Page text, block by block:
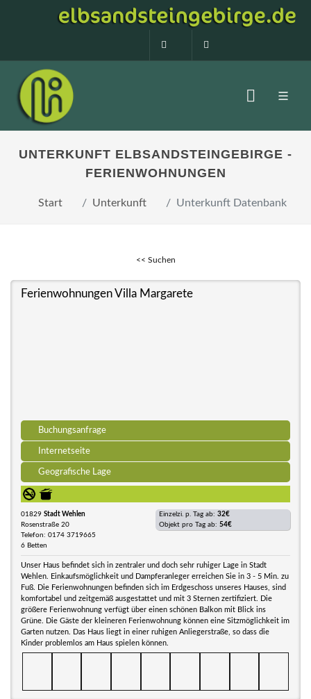
0160 99873408
UNTERKUNFT ELBSANDSTEINGEBIRGE -
FERIENWOHNUNGEN
Start Unterkunft Unterkunft Datenbank
<< Suchen
Ferienwohnungen Villa Margarete
Buchungsanfrage
Internetseite
Geografische Lage
01829 Stadt Wehlen
Rosenstraße 20
Telefon: 0174 3719665
6 Betten
Einzelzi. p. Tag ab: 32€
Objekt pro Tag ab: 54€
Unser Haus befindet sich in zentraler und doch sehr ruhiger Lage in Stadt
Wehlen. Einkaufsmöglichkeit und Dampferanleger erreichen Sie in 3 - 5 Min. zu
Fuß. Die Ferienwohnungen befinden sich im Erdgeschoss unseres Hauses, sind
komfortabel und zeitgemäß ausgestattet und mit 3 Sternen zertifiziert. Die
größere Ferienwohnung verfügt über einen schönen Balkon mit Blick ins
Grüne. Die Gäste der kleineren Ferienwohnung können eine Sitzmöglichkeit im
Garten nutzen. Das Haus liegt in einer ruhigen Anliegerstraße, so dass die
Kinder problemlos am Haus spielen können.